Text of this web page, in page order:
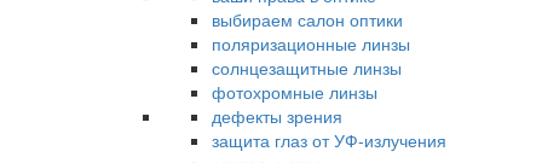
выбираем салон оптики
поляризационные линзы
солнцезащитные линзы
фотохромные линзы
дефекты зрения
защита глаз от УФ-излучения